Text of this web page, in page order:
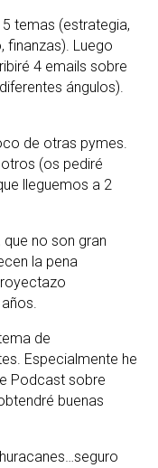
temas (estrategia,
finanzas). Luego
4 emails sobre
ángulos).
de otras pymes.
(os pediré
lleguemos a 2
no son gran
la pena
de
Especialmente he
Podcast sobre
buenas